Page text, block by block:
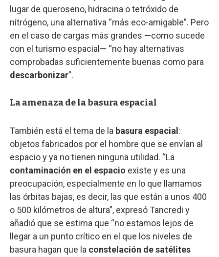
lugar de queroseno, hidracina o tetróxido de
nitrógeno, una alternativa “más eco-amigable”. Pero
en el caso de cargas más grandes —como sucede
con el turismo espacial— “no hay alternativas
comprobadas suficientemente buenas como para
descarbonizar”.
La amenaza de la basura espacial
También está el tema de la basura espacial :
objetos fabricados por el hombre que se envían al
espacio y ya no tienen ninguna utilidad. “La
contaminación en el espacio existe y es una
preocupación, especialmente en lo que llamamos
las órbitas bajas, es decir, las que están a unos 400
o 500 kilómetros de altura”, expresó Tancredi y
añadió que se estima que “no estamos lejos de
llegar a un punto crítico en el que los niveles de
basura hagan que la constelación de satélites